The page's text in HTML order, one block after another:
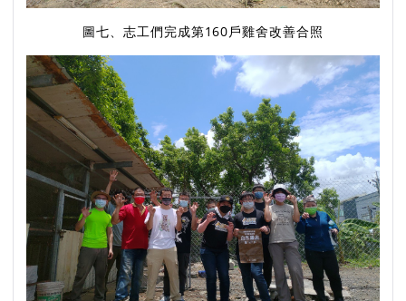
圖七、志工們完成第160戶雞舍改善合照